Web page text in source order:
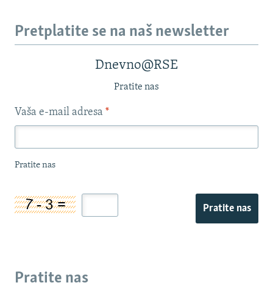
Pretplatite se na naš newsletter
Dnevno@RSE
Pratite nas
Vaša e-mail adresa *
Pratite nas
Pratite nas
Pratite nas